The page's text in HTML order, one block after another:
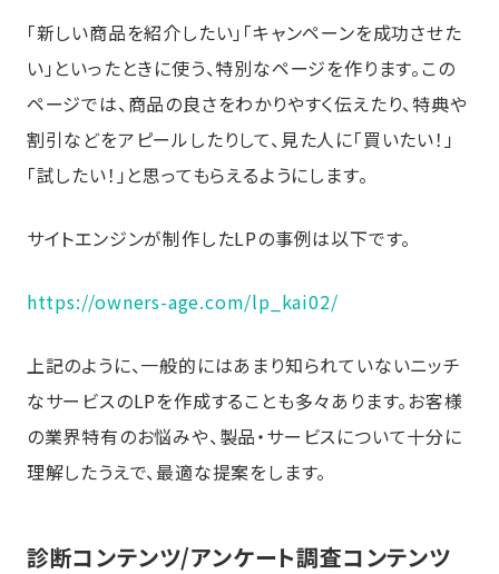
「新しい商品を紹介したい」「キャンペーンを成功させた
い」といったときに使う、特別なページを作ります。この
ページでは、商品の良さをわかりやすく伝えたり、特典や
割引などをアピールしたりして、見た人に「買いたい！」
「試したい！」と思ってもらえるようにします。
サイトエンジンが制作したLPの事例は以下です。
https://owners-age.com/lp_kai02/
上記のように、一般的にはあまり知られていないニッチ
なサービスのLPを作成することも多々あります。お客様
の業界特有のお悩みや、製品・サービスについて十分に
理解したうえで、最適な提案をします。
診断コンテンツ/アンケート調査コンテンツ